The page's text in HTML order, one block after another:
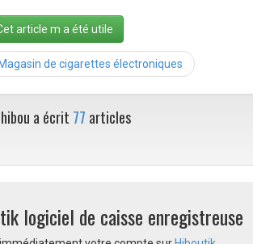
article m a été utile
Magasin de cigarettes électroniques
a écrit 77 articles
logiciel de caisse enregistreuse